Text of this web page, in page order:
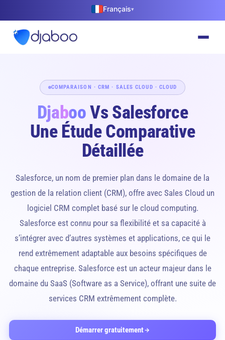
Français▾
COMPARAISON · CRM · SALES CLOUD · CLOUD
DjabooVs Salesforce
Une Étude Comparative
Détaillée
Salesforce, un nom de premier plan dans le domaine de la
gestion de la relation client (CRM), offre avec Sales Cloud un
logiciel CRM complet basé sur le cloud computing.
Salesforce est connu pour sa flexibilité et sa capacité à
s’intégrer avec d’autres systèmes et applications, ce qui le
rend extrêmement adaptable aux besoins spécifiques de
chaque entreprise. Salesforce est un acteur majeur dans le
domaine du SaaS (Software as a Service), offrant une suite de
services CRM extrêmement complète.
Démarrer gratuitement